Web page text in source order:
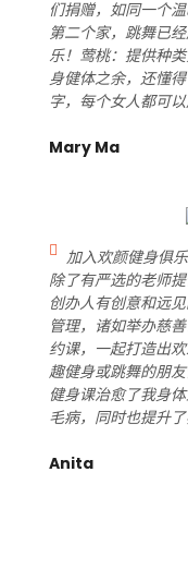
们捐赠，如同一个
第二个家，跳舞已
乐！莺桃：提供种
身健体之余，还懂
字，每个女人都可
Mary Ma
加入欢颜健身俱
除了有严选的老师
创办人有创意和远
管理，诸如举办慈
约课，一起打造出
趣健身或跳舞的朋
健身课治愈了我身
毛病，同时也提升了
Anita